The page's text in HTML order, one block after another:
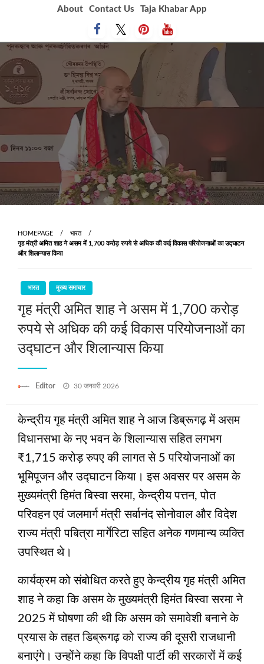
About Contact Us Taja Khabar App
HOMEPAGE
भारत
गृह मंत्री अमित शाह ने असम में 1,700 करोड़ रुपये से अधिक की कई विकास परियोजनाओं का उद्घाटन
और शिलान्यास किया
भारत मुख्य समाचार
गृह मंत्री अमित शाह ने असम में 1,700 करोड़
रुपये से अधिक की कई विकास परियोजनाओं का
उद्घाटन और शिलान्यास किया
Editor
Posted
30 जनवरी 2026
केन्द्रीय गृह मंत्री अमित शाह ने आज डिब्रूगढ़ में असम
विधानसभा के नए भवन के शिलान्यास सहित लगभग
₹1,715 करोड़ रुपए की लागत से 5 परियोजनाओं का
भूमिपूजन और उद्घाटन किया। इस अवसर पर असम के
मुख्यमंत्री हिमंत बिस्वा सरमा, केन्द्रीय पत्तन, पोत
परिवहन एवं जलमार्ग मंत्री सर्बानंद सोनोवाल और विदेश
राज्य मंत्री पबित्रा मार्गेरिटा सहित अनेक गणमान्य व्यक्ति
उपस्थित थे।
कार्यक्रम को संबोधित करते हुए केन्द्रीय गृह मंत्री अमित
शाह ने कहा कि असम के मुख्यमंत्री हिमंत बिस्वा सरमा ने
2025 में घोषणा की थी कि असम को समावेशी बनाने के
प्रयास के तहत डिब्रूगढ़ को राज्य की दूसरी राजधानी
बनाएंगे। उन्होंने कहा कि विपक्षी पार्टी की सरकारों में कई